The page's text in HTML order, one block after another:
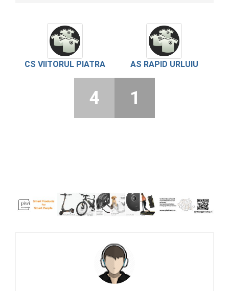
CS VIITORUL PIATRA AS RAPID URLUIU
4 1